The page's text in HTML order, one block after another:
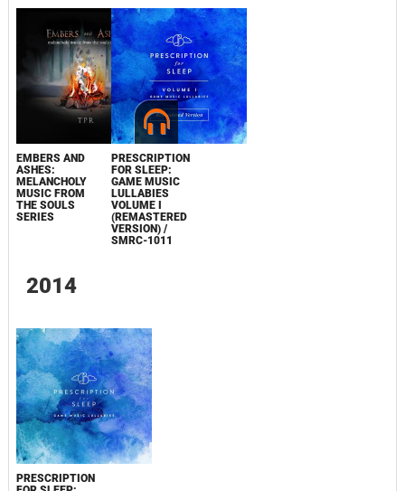
EMBERS AND
ASHES:
MELANCHOLY
MUSIC FROM
THE SOULS
SERIES
PRESCRIPTION
FOR SLEEP:
GAME MUSIC
LULLABIES
VOLUME I
(REMASTERED
VERSION) /
SMRC-1011
2014
PRESCRIPTION